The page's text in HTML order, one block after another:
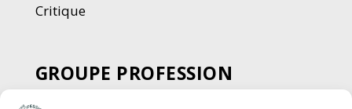
Critique
GROUPE PROFESSION
SPECTACLE